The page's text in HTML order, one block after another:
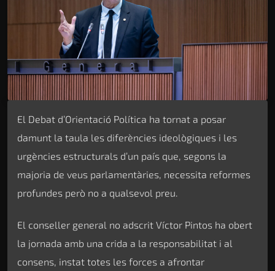
El Debat d’Orientació Política ha tornat a posar
damunt la taula les diferències ideològiques i les
urgències estructurals d’un país que, segons la
majoria de veus parlamentàries, necessita reformes
profundes però no a qualsevol preu.
El conseller general no adscrit Víctor Pintos ha obert
la jornada amb una crida a la responsabilitat i al
consens, instat totes les forces a afrontar